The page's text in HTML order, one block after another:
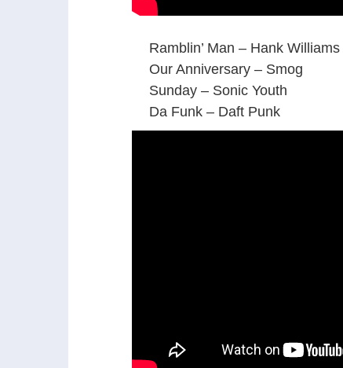
Ramblin’ Man – Hank Williams
Our Anniversary – Smog
Sunday – Sonic Youth
Da Funk – Daft Punk